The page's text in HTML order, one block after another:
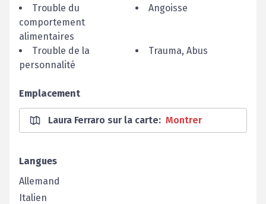
Trouble du
comportement
alimentaires
Angoisse
Trouble de la
personnalité
Trauma, Abus
Emplacement
Laura Ferraro sur la carte: Montrer
Langues
Allemand
Italien